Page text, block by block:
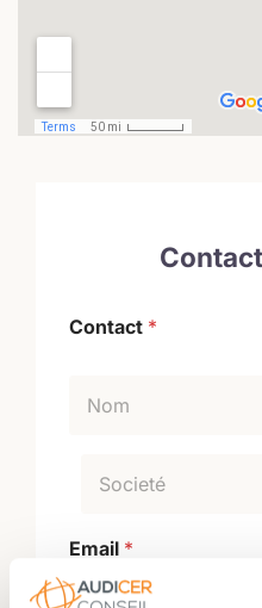
Contact *
Email *